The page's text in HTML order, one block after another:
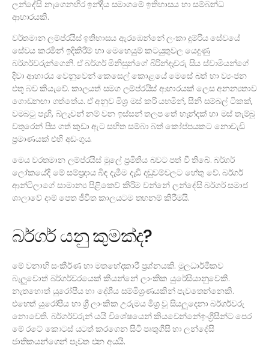
ලන්දේසි නැගෙනහිර ඉන්දීය සමාගමේ ඉතිහාසය හා සම්බන්ධ
ආහාරයකි.
වර්තමාන ලම්ප්රයිස් ඉතිහාසය ඇරඹෙන්නේ ලංකා දුම්රිය සේවයේ
සේවය කරමින් ඉදිකිරීම් හා මෙහෙයුම් කටයුතුවල යෙදුණු
බර්ගර්වරුන්ගෙනි. ඒ බර්ගර් මිනිසුන්ගේ බිරින්දෑවරු සිය ස්වාමියන්ගේ
දිවා ආහාරය වෙනුවෙන් කෙසෙල් කොළයේ මෙසේ බත් හා ව්‍යංජන
එතූ බව කියැවේ. කාලයත් සමග ලම්ප්රයිස් ආහාරයක් ලෙස අනන්‍යතාව
ගොඩනඟා ගත්තේය. ඒ අනුව මිශ්‍ර මස් කරි යහමින්, සීනි සම්බල් ටිකක්,
වමබටු පැහි, බ්ලැචන් නම් වන ඉස්සන් තලප තේ හැන්දක් හා මස් තැම්බූ
වතුරෙන් පිස ගත් කුඩා ඇට සහිත සම්බා බත් කෝප්පයකට නොවැඩි
ප්‍රමාණයක් එහි අඩංගුය.
මෙය වරතමාන ලම්ප්රයිස් මුලේ ප්‍රමිතිය බවට පත් වී තිබේ. බර්ගර්
ලෝකයේදී මේ සම්ප්‍රදාය බිඳ දැමීම දැඩි දඬුවම්වලට හේතු වේ. බර්ගර්
ආන්ටිලාගේ සාමාන්‍ය පිළිකෙව් කිරීම වන්නේ ලන්දේසි බර්ගර් සමාජ
ශාලාවේ දාම් පෙත ජීවිත කාලයටම තහනම් කිරීමයි.
බර්ගර් යනු කුමක්ද?
මේ වනාහි සංකීර්ණ හා මතභේදකාරී ප්‍රශ්නයකි. මූලධාර්මිකව
බැලුවොත් බර්ගර්වරයෙක් කියන්නේ ලාංකික යුරේසියානුවෙකි.
නැතහොත් යුරෝපීය හා දේශීය සම්මිශ්‍රණයකින් පැවතෙන්නෙකි.
එහෙත් යුරෝපීය හා ශ්‍රී ලාංකික උරුමය මිශ්‍ර වූ සියලුදෙනා බර්ගර්වරු
නොවෙති. බර්ගර්වරුන් යයි විශේෂයෙන් කියවෙන්නේඉංග්‍රීසීන්ට පෙර
මේ රටේ කොටස් යටත් කරගෙන සිටි පෘතුගීසි හා ලන්දේසි
ජාතිකයන්ගෙන් පැවත එන අයයි.